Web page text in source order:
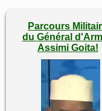
Parcours
du Général
Assimi Goita!